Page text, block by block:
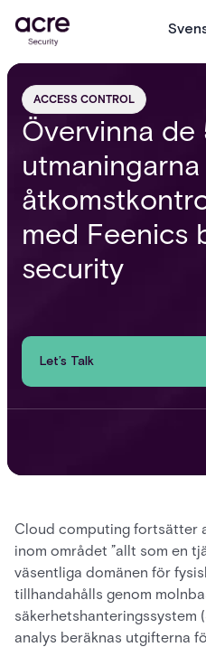
ACCESS CONTROL
Övervinna de
utmaningarna
med Feenics
security
Let’s Talk
Cloud computing fortsätter
inom området ”allt som en
väsentliga domänen för
tillhandahålls genom
säkerhetshanteringssystem
analys beräknas utgifterna